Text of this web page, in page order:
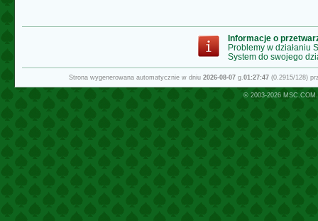
Informacje o
Problemy w działaniu
System do swojego
Strona wygenerowana automatycznie w dniu 2026-08-07g.01:27:47(0.2915/128)
© 2003-2026